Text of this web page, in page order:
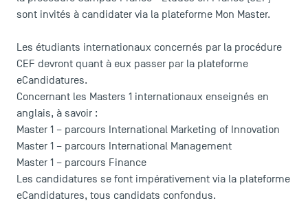
LES INDISPENSABLES
sont invités à candidater via la plateforme Mon Master.
Les étudiants internationaux concernés par la procédure
CEF devront quant à eux passer par la plateforme
eCandidatures.
Concernant les Masters 1 internationaux enseignés en
anglais, à savoir :
Master 1 – parcours International Marketing of Innovation
Master 1 – parcours International Management
Master 1 – parcours Finance
Les candidatures se font impérativement via la plateforme
eCandidatures, tous candidats confondus.